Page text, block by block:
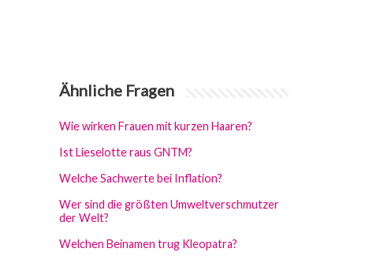
Ähnliche Fragen
Wie wirken Frauen mit kurzen Haaren?
Ist Lieselotte raus GNTM?
Welche Sachwerte bei Inflation?
Wer sind die größten Umweltverschmutzer
der Welt?
Welchen Beinamen trug Kleopatra?